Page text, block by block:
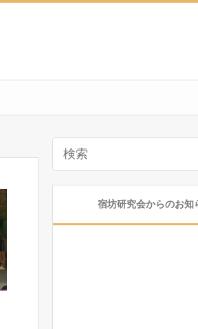
宿坊研究会からのお知